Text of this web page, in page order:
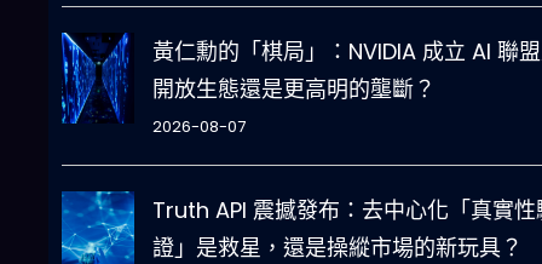
黃仁勳的「棋局」：NVIDIA 成立 AI 聯
開放生態還是更高明的壟斷？
2026-08-07
Truth API 震撼發布：去中心化「真實性
證」是救星，還是操縱市場的新玩具？